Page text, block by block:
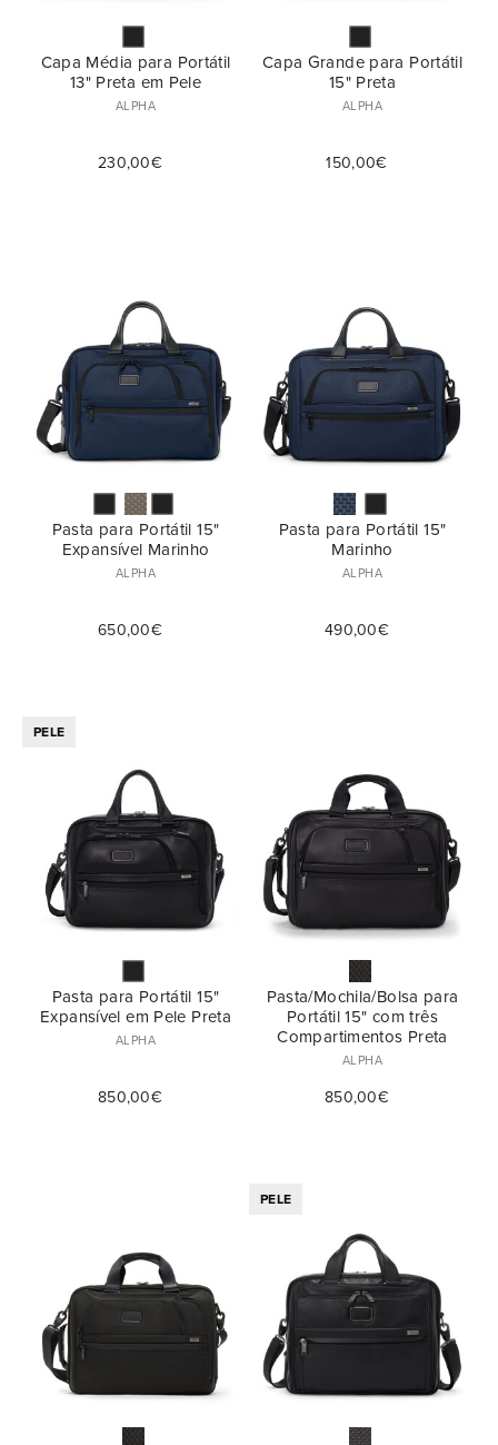
Pasta (14)
Preço
Capa Média para Portátil
13" Preta em Pele
ALPHA
230,00€
Capa Grande para Portátil
15" Preta
ALPHA
150,00€
Pasta para Portátil 15"
Expansível Marinho
ALPHA
650,00€
Pasta para Portátil 15"
Marinho
ALPHA
490,00€
PELE
Pasta para Portátil 15"
Expansível em Pele Preta
ALPHA
850,00€
Pasta/Mochila/Bolsa para
Portátil 15" com três
Compartimentos Preta
ALPHA
850,00€
PELE